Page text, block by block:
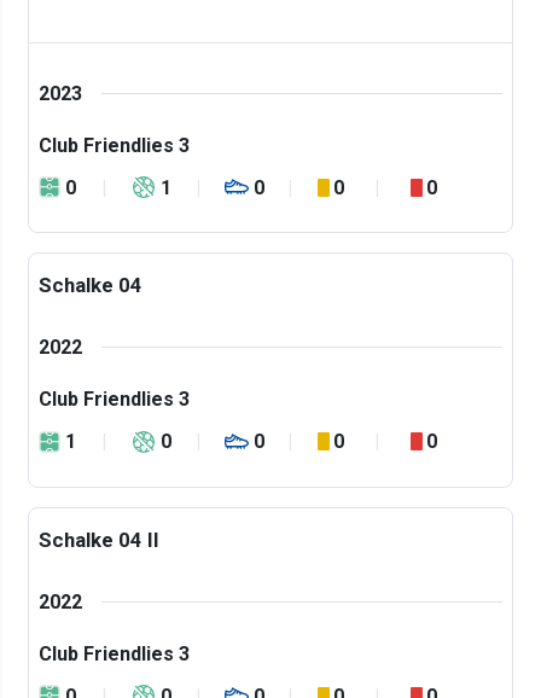
2023
Club Friendlies 3
0
1 0 0 0
Schalke 04
2022
Club Friendlies 3
1
0 0 0 0
Schalke 04 II
2022
Club Friendlies 3